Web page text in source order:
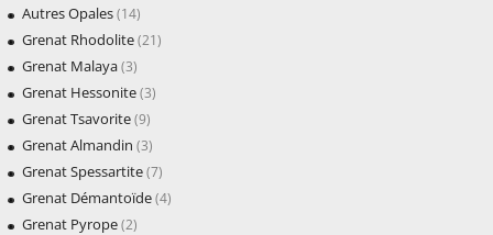
Autres Opales(14)
Grenat Rhodolite(21)
Grenat Malaya(3)
Grenat Hessonite(3)
Grenat Tsavorite(9)
Grenat Almandin (3)
Grenat Spessartite(7)
Grenat Démantoïde(4)
Grenat Pyrope(2)